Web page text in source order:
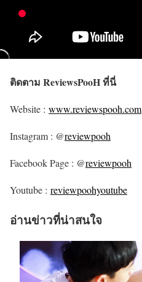
ติดตาม ReviewsPooH ที่นี่
Website : www.reviewspooh.com
Instagram : @reviewpooh
Facebook Page : @reviewpooh
Youtube : reviewpoohyoutube
อ่านข่าวที่น่าสนใจ